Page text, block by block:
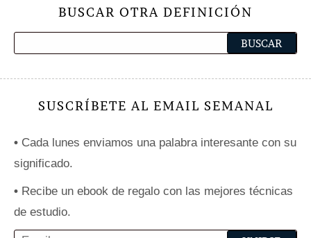
BUSCAR OTRA DEFINICIÓN
SUSCRÍBETE AL EMAIL SEMANAL
• Cada lunes enviamos una palabra interesante con su
significado.
• Recibe un ebook de regalo con las mejores técnicas
de estudio.